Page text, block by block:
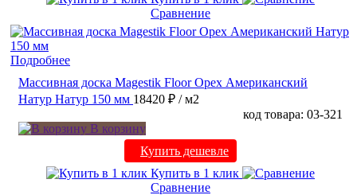
Сравнение
Подробнее
Массивная доска Magestik Floor Орех Американский
Натур Натур 150 мм 18420 ₽ / м2
код товара: 03-321
В корзину
Купить дешевле
Купить в 1 клик
Сравнение